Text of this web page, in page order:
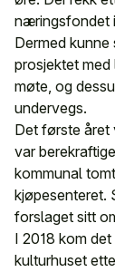
næringsfondet
Dermed
prosjektet
møte, og
undervegs.
Det første året
var
kommunal
kjøpesenteret.
forslaget sitt
I 2018 kom
kulturhuset